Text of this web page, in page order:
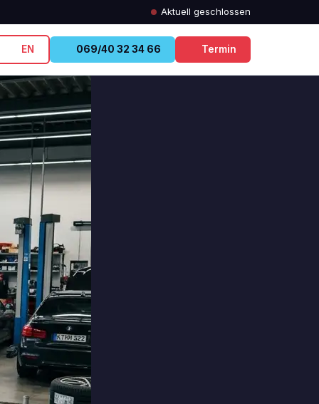
Aktuell geschlossen
EN 069/40 32 34 66 Termin